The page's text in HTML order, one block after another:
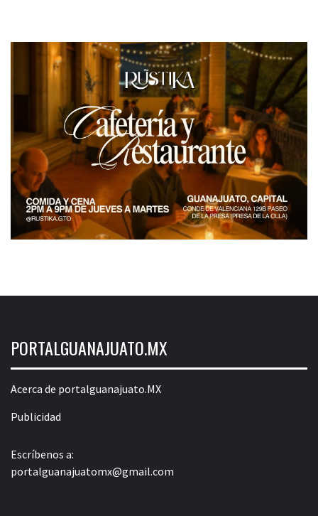
PORTALGUANAJUATO.MX
Acerca de portalguanajuato.MX
Publicidad
Escríbenos a:
portalguanajuatomx@gmail.com